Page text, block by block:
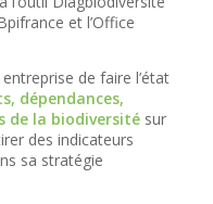
et l’Office
de faire l’état
dépendances,
de la biodiversité sur
des indicateurs
sa stratégie